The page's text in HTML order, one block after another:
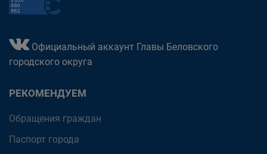
Официальный аккаунт Главы Беловского
городского округа
РЕКОМЕНДУЕМ
Обращения граждан
Паспорт города